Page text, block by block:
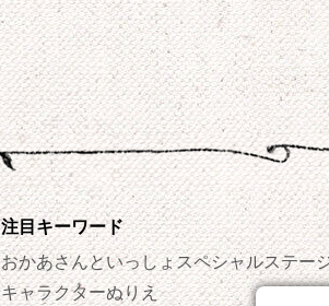
注目キーワード
おかあさんといっしょスペシャルステー
キャラクターぬりえ